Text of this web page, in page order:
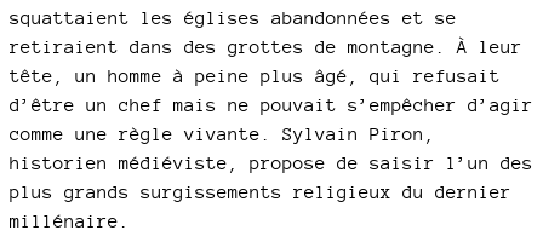
squattaient les églises abandonnées et se
retiraient dans des grottes de montagne. À leur
tête, un homme à peine plus âgé, qui refusait
d’être un chef mais ne pouvait s’empêcher d’agir
comme une règle vivante. Sylvain Piron,
historien médiéviste, propose de saisir l’un des
plus grands surgissements religieux du dernier
millénaire.